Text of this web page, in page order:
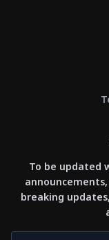
To be updated
breaking